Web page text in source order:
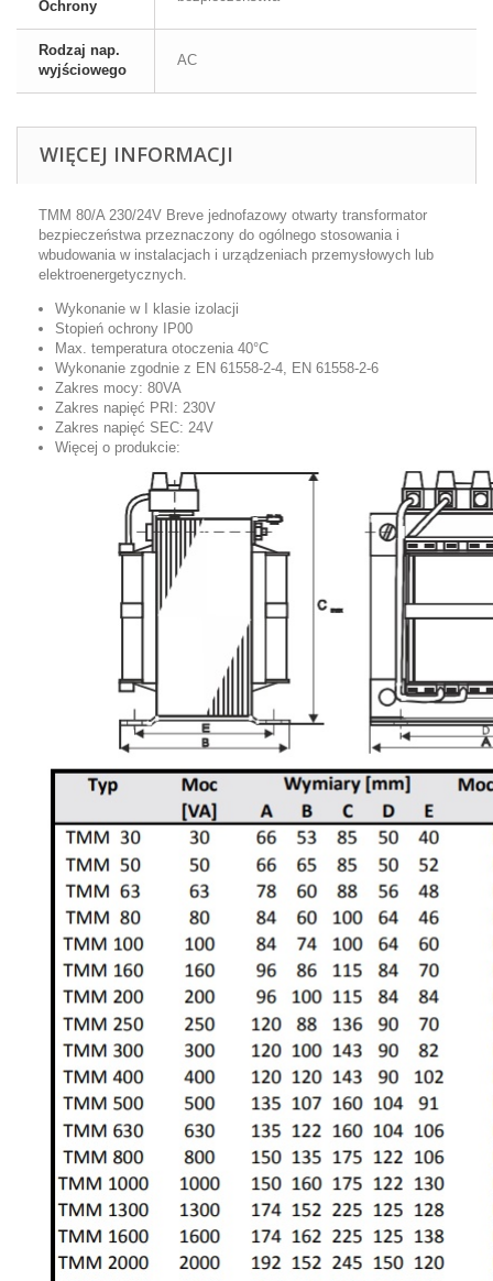
Ochrony
Rodzaj nap.
wyjściowego
AC
WIĘCEJ INFORMACJI
TMM 80/A 230/24V Breve jednofazowy otwarty transformator
bezpieczeństwa przeznaczony do ogólnego stosowania i
wbudowania w instalacjach i urządzeniach przemysłowych lub
elektroenergetycznych.
Wykonanie w I klasie izolacji
Stopień ochrony IP00
Max. temperatura otoczenia 40°C
Wykonanie zgodnie z EN 61558-2-4, EN 61558-2-6
Zakres mocy: 80VA
Zakres napięć PRI: 230V
Zakres napięć SEC: 24V
Więcej o produkcie: